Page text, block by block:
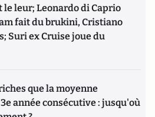
leur; Leonardo di Caprio
fait du brukini, Cristiano
Suri ex Cruise joue du
que la moyenne
année consécutive : jusqu'où